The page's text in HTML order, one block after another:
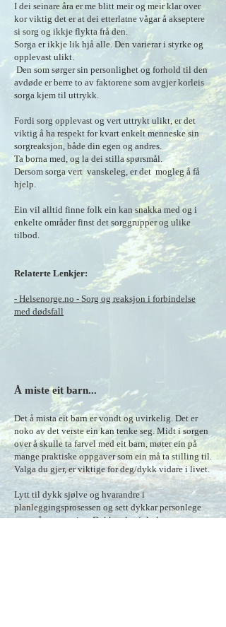
I dei seinare åra er me blitt meir og meir klar over
kor viktig det er at dei etterlatne vågar å akseptere
si sorg og ikkje flykta frå den.
Sorga er ikkje lik hjå alle. Den varierar i styrke og
opplevast ulikt.
Den som sørger sin personlighet og forhold til den
avdøde er berre to av faktorene som avgjer korleis
sorga kjem til uttrykk.
Fordi sorg opplevast og vert uttrykt ulikt, er det
viktig å ha respekt for kvart enkelt menneske sin
sorgreaksjon, både din egen og andres.
Ta borna med, og la dei stilla spørsmål.
Dersom sorga vert vanskeleg, er det mogleg å få
hjelp.
Ein vil alltid finne folk ein kan snakka med og i
enkelte områder finst det sorggrupper og ulike
tilbod.
Relaterte Lenkjer:
- Helsenorge.no - Sorg og reaksjon i forbindelse
med dødsfall
Å miste eit barn...
Det å mista eit barn er vondt og uvirkelig. Det er
noko av det verste ein kan tenke seg. Midt i sorgen
over å skulle ta farvel med eit barn, møter ein på
mange praktiske oppgaver som ein må ta stilling til.
Valga du gjer, er viktige for deg/dykk vidare i livet.
Lytt til dykk sjølve og hvarandre i
planleggingsprosessen og sett dykkar personlege
preg på seremonien. Dykk velg sjølv kva og